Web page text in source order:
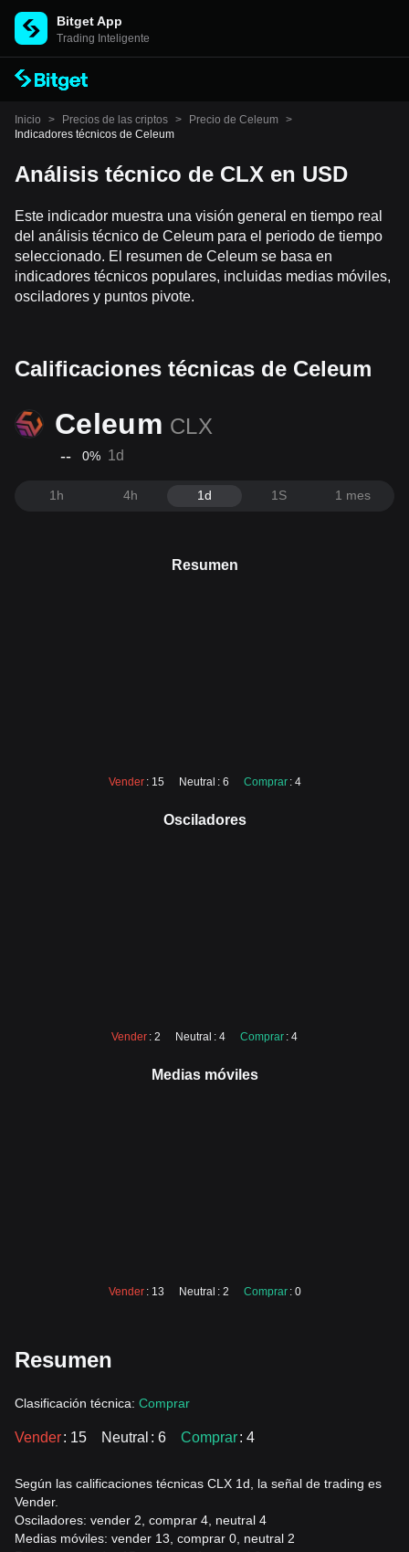
Bitget App
Trading Inteligente
Inicio > Precios de las criptos > Precio de Celeum >
Indicadores técnicos de Celeum
Análisis técnico de CLX en USD
Este indicador muestra una visión general en tiempo real
del análisis técnico de Celeum para el periodo de tiempo
seleccionado. El resumen de Celeum se basa en
indicadores técnicos populares, incluidas medias móviles,
osciladores y puntos pivote.
Calificaciones técnicas de Celeum
Celeum CLX
-- 0% 1d
1h 4h 1d 1S 1 mes
Resumen
Vender : 15 Neutral : 6 Comprar : 4
Osciladores
Vender : 2 Neutral : 4 Comprar : 4
Medias móviles
Vender : 13 Neutral : 2 Comprar : 0
Resumen
Clasificación técnica: Comprar
Vender: 15 Neutral : 6 Comprar: 4
Según las calificaciones técnicas CLX 1d, la señal de trading es
Vender.
Osciladores: vender 2, comprar 4, neutral 4
Medias móviles: vender 13, comprar 0, neutral 2